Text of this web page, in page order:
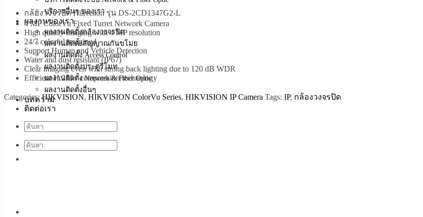
บริการอื่นๆ ของเรา
ผลงานของเรา
ผลงานติดตั้งกล้องวงจรปิด
ผลงานติดตั้งสัญญาณกันขโมย
ผลงานติดตั้ง Access Control
ผลงานติดตั้งประตูรีโมท
ผลงานติดตั้ง Network & Fiber Optic
ผลงานติดตั้งอื่นๆ
บทความ
ติดต่อเรา
กล้องวงจรปิด Hikvision รุ่น DS-2CD1347G2-L
4 MP ColorVu Fixed Turret Network Camera
High quality imaging with 4 MP resolution
24/7 colorful imaging4
Support Human and Vehicle Detection
Water and dust resistant (IP67)
Clear imaging even with strong back lighting due to 120 dB WDR
Efficient H.265+ compression technology
Categories:HIKVISION, HIKVISION ColorVu Series, HIKVISION IP Camera Tags: IP, กล้องวงจรปิด